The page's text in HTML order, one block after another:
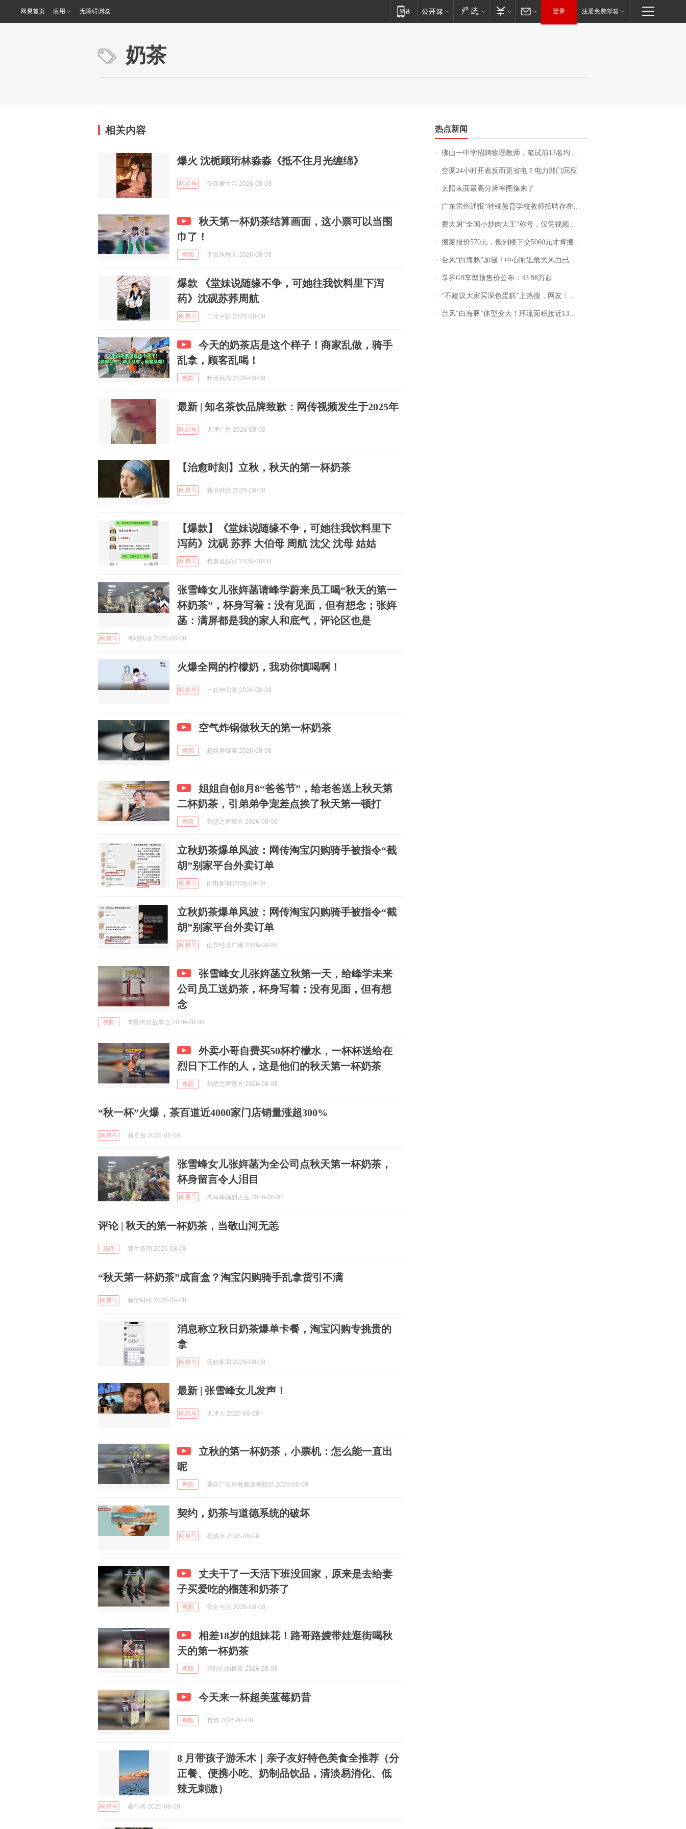
网易首页 应用 无障碍浏览 登录 注册免费邮箱
奶茶
相关内容
爆火 沈栀顾珩林淼淼《抵不住月光缠绵》
网易号 俊新爱生活 2026-08-08
秋天第一杯奶茶结算画面，这小票可以当围
巾了！
视频 下班乐翻天 2026-08-08
爆款 《堂妹说随缘不争，可她往我饮料里下泻
药》沈砚苏荞周航
网易号 二元宇宙 2026-08-08
今天的奶茶店是这个样子！商家乱做，骑手
乱拿，顾客乱喝！
视频 叶玲秋雨 2026-08-08
最新 | 知名茶饮品牌致歉：网传视频发生于2025年
网易号 天津广播 2026-08-08
【治愈时刻】立秋，秋天的第一杯奶茶
网易号 新浪财经 2026-08-08
【爆款】《堂妹说随缘不争，可她往我饮料里下
泻药》沈砚 苏荞 大伯母 周航 沈父 沈母 姑姑
网易号 包裹追踪官 2026-08-08
张雪峰女儿张姩菡请峰学蔚来员工喝“秋天的第一
杯奶茶”，杯身写着：没有见面，但有想念；张姩
菡：满屏都是我的家人和底气，评论区也是
网易号 考研阅读 2026-08-08
火爆全网的柠檬奶，我劝你慎喝啊！
网易号 一起神回复 2026-08-08
空气炸锅做秋天的第一杯奶茶
视频 超姐爱做菜 2026-08-08
姐姐自创8月8“爸爸节”，给老爸送上秋天第
二杯奶茶，引弟弟争宠差点挨了秋天第一顿打
视频 鹤壁之声官方 2026-08-08
立秋奶茶爆单风波：网传淘宝闪购骑手被指令“截
胡”别家平台外卖订单
网易号 闪电新闻 2026-08-08
立秋奶茶爆单风波：网传淘宝闪购骑手被指令“截
胡”别家平台外卖订单
网易号 山东经济广播 2026-08-08
张雪峰女儿张姩菡立秋第一天，给峰学未来
公司员工送奶茶，杯身写着：没有见面，但有想
念
视频 奇葩街坊故事会 2026-08-08
外卖小哥自费买50杯柠檬水，一杯杯送给在
烈日下工作的人，这是他们的秋天第一杯奶茶
视频 鹤壁之声官方 2026-08-08
“秋一杯”火爆，茶百道近4000家门店销量涨超300%
网易号 新京报 2026-08-08
张雪峰女儿张姩菡为全公司点秋天第一杯奶茶，
杯身留言令人泪目
网易号 天马幸福的人生 2026-08-08
评论 | 秋天的第一杯奶茶，当敬山河无恙
新闻 紫牛新闻 2026-08-08
“秋天第一杯奶茶”成盲盒？淘宝闪购骑手乱拿货引不满
网易号 新浪财经 2026-08-08
消息称立秋日奶茶爆单卡餐，淘宝闪购专挑贵的
拿
网易号 蓝鲸新闻 2026-08-08
最新 | 张雪峰女儿发声！
网易号 天津人 2026-08-08
立秋的第一杯奶茶，小票机：怎么能一直出
呢
视频 重庆广电科教频道视频部 2026-08-08
契约，奶茶与道德系统的破坏
网易号 杨戏水 2026-08-08
丈夫干了一天活下班没回家，原来是去给妻
子买爱吃的榴莲和奶茶了
视频 安全与法 2026-08-08
相差18岁的姐妹花！路哥路嫂带娃逛街喝秋
天的第一杯奶茶
视频 普陀山的风景 2026-08-08
今天来一杯超美蓝莓奶昔
视频 包饱 2026-08-08
8 月带孩子游禾木｜亲子友好特色美食全推荐（分
正餐、便携小吃、奶制品饮品，清淡易消化、低
辣无刺激）
网易号 疆行者 2026-08-08
热点新闻
佛山一中学招聘物理教师，笔试前13名均遭淘汰？教育局：已叫停招聘，成立调查组全面核查
空调24小时开着反而更省电？电力部门回应
太阳表面最高分辨率图像来了
广东雷州通报“特殊教育学校教师招聘存在违规行为”：已启动问责程序 副校长被停职
费大厨“全国小炒肉大王”称号，仅凭视频评出？中国烹饪协会回应
搬家报价570元，搬到楼下交5060元才肯搬上楼！女子傻眼了……
台风“白海豚”加强！中心附近最大风力已达15级 最新研判
享界G9车型预售价公布：43.98万起
“不建议大家买深色蛋糕”上热搜，网友：天塌了！
台风“白海豚”体型变大！环流面积接近13个浙江那么大